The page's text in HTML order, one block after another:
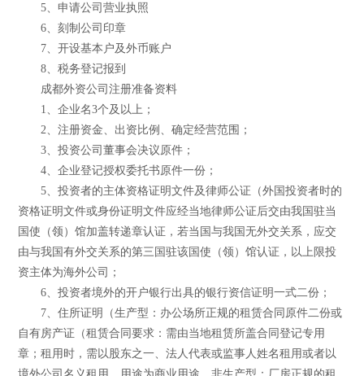
5、申请公司营业执照
6、刻制公司印章
7、开设基本户及外币账户
8、税务登记报到
成都外资公司注册准备资料
1、企业名3个及以上；
2、注册资金、出资比例、确定经营范围；
3、投资公司董事会决议原件；
4、企业登记授权委托书原件一份；
5、投资者的主体资格证明文件及律师公证（外国投资者时的
资格证明文件或身份证明文件应经当地律师公证后交由我国驻当
国使（领）馆加盖转递章认证，若当国与我国无外交关系，应交
由与我国有外交关系的第三国驻该国使（领）馆认证，以上限投
资主体为海外公司；
6、投资者境外的开户银行出具的银行资信证明一式二份；
7、住所证明（生产型：办公场所正规的租赁合同原件二份或
自有房产证（租赁合同要求：需由当地租赁所盖合同登记专用
章；租用时，需以股东之一、法人代表或监事人姓名租用或者以